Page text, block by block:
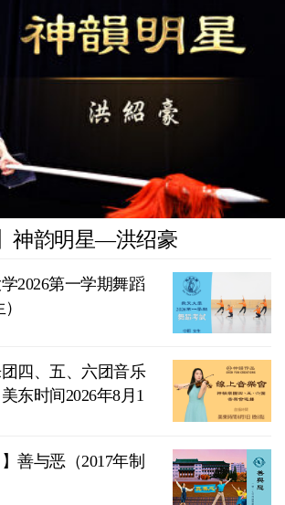
神韵明星—洪绍豪
2026第一学期舞蹈
团四、五、六团音乐
东时间2026年8月1
善与恶（2017年制